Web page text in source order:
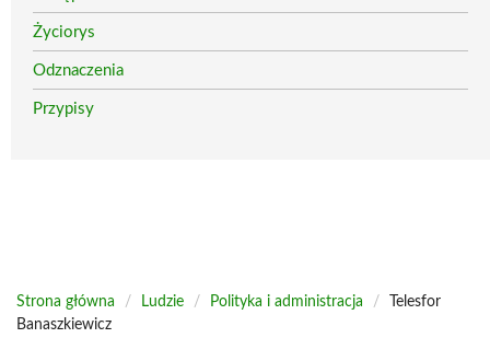
Życiorys
Odznaczenia
Przypisy
Strona główna / Ludzie / Polityka i administracja /
Telesfor
Banaszkiewicz